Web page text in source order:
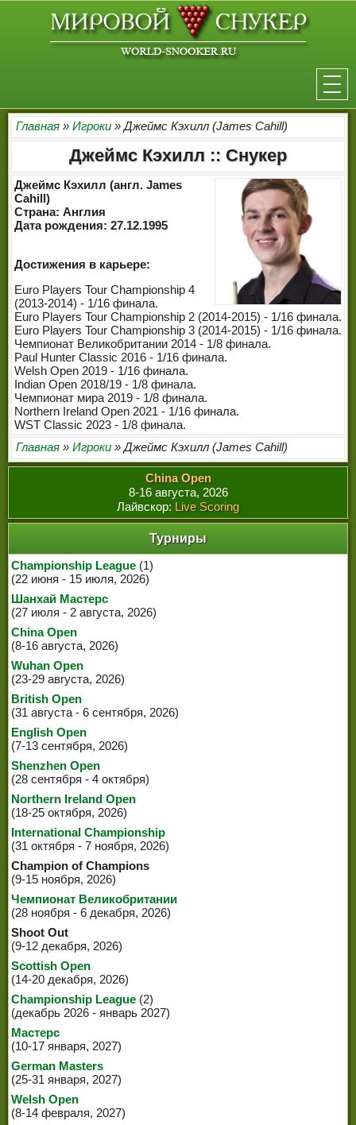
НОВОСТИ
ТУРНИРЫ
РЕЙТИНГ
ИГРОКИ
МАКСИМАЛЬНЫЕ БРЕЙКИ
РЕФЕРИ
ЧЕМПИОНЫ МИРА
ЛЕГЕНДЫ СНУКЕРА
Главная » Игроки » Джеймс Кэхилл (James Cahill)
Джеймс Кэхилл :: Снукер
Джеймс Кэхилл (англ. James
Cahill)
Страна: Англия
Дата рождения: 27.12.1995
Достижения в карьере:
Euro Players Tour Championship 4
(2013-2014) - 1/16 финала.
Euro Players Tour Championship 2 (2014-2015) - 1/16 финала.
Euro Players Tour Championship 3 (2014-2015) - 1/16 финала.
Чемпионат Великобритании 2014 - 1/8 финала.
Paul Hunter Classic 2016 - 1/16 финала.
Welsh Open 2019 - 1/16 финала.
Indian Open 2018/19 - 1/8 финала.
Чемпионат мира 2019 - 1/8 финала.
Northern Ireland Open 2021 - 1/16 финала.
WST Classic 2023 - 1/8 финала.
Главная » Игроки » Джеймс Кэхилл (James Cahill)
China Open
8-16 августа, 2026
Лайвскор: Live Scoring
Турниры
Championship League (1)
(22 июня - 15 июля, 2026)
Шанхай Мастерс
(27 июля - 2 августа, 2026)
China Open
(8-16 августа, 2026)
Wuhan Open
(23-29 августа, 2026)
British Open
(31 августа - 6 сентября, 2026)
English Open
(7-13 сентября, 2026)
Shenzhen Open
(28 сентября - 4 октября)
Northern Ireland Open
(18-25 октября, 2026)
International Championship
(31 октября - 7 ноября, 2026)
Champion of Champions
(9-15 ноября, 2026)
Чемпионат Великобритании
(28 ноября - 6 декабря, 2026)
Shoot Out
(9-12 декабря, 2026)
Scottish Open
(14-20 декабря, 2026)
Championship League (2)
(декабрь 2026 - январь 2027)
Мастерс
(10-17 января, 2027)
German Masters
(25-31 января, 2027)
Welsh Open
(8-14 февраля, 2027)